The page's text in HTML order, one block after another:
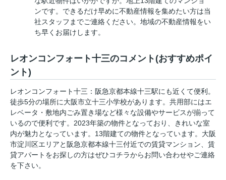
ンです。できるだけ早めに不動産情報を集めたい方は当
社スタッフまでご連絡ください。地域の不動産情報をい
ち早くお届けします。
レオンコンフォート十三のコメント(おすすめポイ
ント)
レオンコンフォート十三：阪急京都本線十三駅にも近くて便利。
徒歩5分の場所に大阪市立十三小学校があります。共用部にはエ
レベータ・敷地内ごみ置き場など様々な設備やサービスが揃って
いるので便利です。2023年築の物件となっており、きれいな室
内が魅力となっています。13階建ての物件となっています。大阪
市淀川区エリアと阪急京都本線十三付近での賃貸マンション、賃
貸アパートをお探しの方はぜひコチラからお問い合わせやご連絡
を下さい。